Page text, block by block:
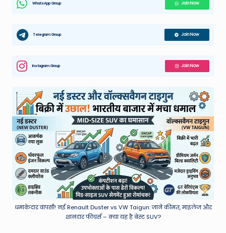
k:
a
t
e
st
W
e
a
t
h
er
,
Around
World
WhatsApp Group Join Now
Telegram Group Join Now
Instagram Group Join Now
धमाकेदार वापसी! नई Renault Duster vs VW Taigun: जानें कीमत, माइलेज और
शानदार फीचर्स – क्या यह है बेस्ट SUV?